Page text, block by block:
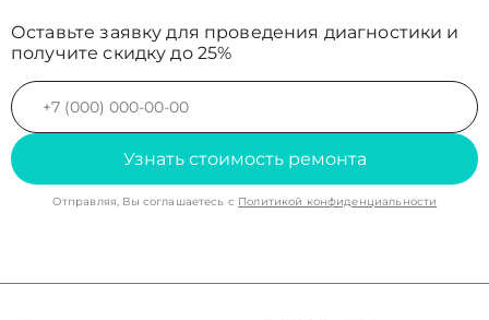
Оставьте заявку для проведения диагностики и
получите скидку до 25%
Узнать стоимость ремонта
Отправляя, Вы соглашаетесь с Политикой конфиденциальности